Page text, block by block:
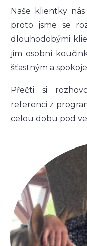
Naše klientky
proto jsme se
dlouhodobými
jim osobní
šťastným a
Přečti si
referenci z
celou dobu pod